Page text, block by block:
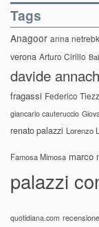
Tags
Anagoor anna
verona Arturo Cirillo
davide
fragassi Federico
giancarlo cauteruccio
renato palazzi Lorenzo
Famosa Mimosa marco
palazzi
quotidiana.com recensione